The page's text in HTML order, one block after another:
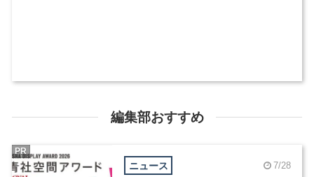
編集部おすすめ
ニュース 7/28
PR